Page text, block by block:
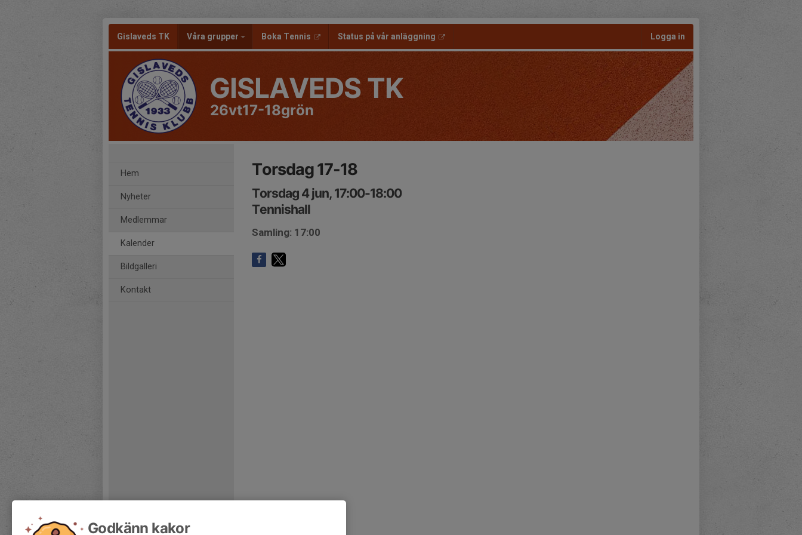
Gislaveds TK Våra grupper Boka Tennis Status på vår anläggning Logga in
GISLAVEDS TK
26vt17-18grön
Hem
Nyheter
Medlemmar
Kalender
Bildgalleri
Kontakt
Torsdag 17-18
Torsdag 4 jun, 17:00-18:00
Tennishall
Samling: 17:00
Godkänn kakor